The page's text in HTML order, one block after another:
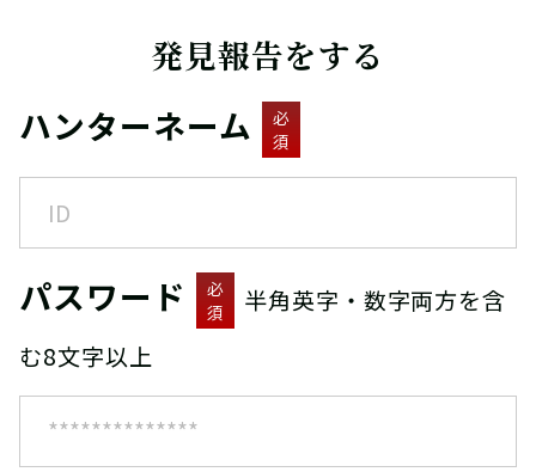
発見報告をする
ハンターネーム
必
須
パスワード
必
須
半角英字・数字両方を含
む8文字以上